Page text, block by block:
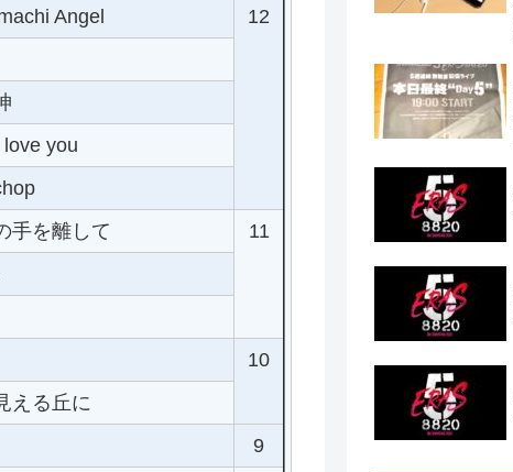
Angel
12
love you
手を離して
11
10
える丘に
9